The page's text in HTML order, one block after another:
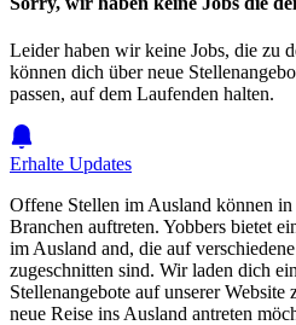
Leider haben wir keine Jobs, die zu
können dich über neue
passen, auf dem Laufenden halten.
Erhalte Updates
Offene Stellen im Ausland können
Branchen auftreten. Yobbers bietet
im Ausland and, die auf
zugeschnitten sind. Wir laden dich
Stellenangebote auf unserer
neue Reise ins Ausland antreten